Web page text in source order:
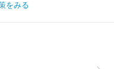
をみる